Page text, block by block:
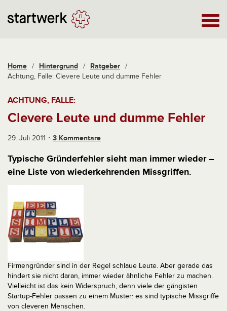
Home / Hintergrund / Ratgeber /
Achtung, Falle: Clevere Leute und dumme Fehler
ACHTUNG, FALLE:
Clevere Leute und dumme Fehler
29. Juli 2011 3 Kommentare
Typische Gründerfehler sieht man immer wieder –
eine Liste von wiederkehrenden Missgriffen.
Firmengründer sind in der Regel schlaue Leute. Aber gerade das
hindert sie nicht daran, immer wieder ähnliche Fehler zu machen.
Vielleicht ist das kein Widerspruch, denn viele der gängisten
Startup-Fehler passen zu einem Muster: es sind typische Missgriffe
von cleveren Menschen.